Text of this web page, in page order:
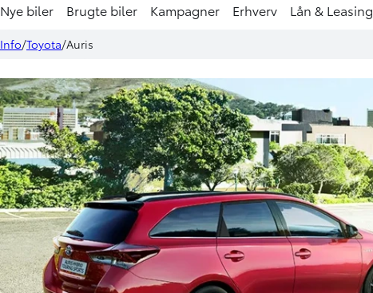
Nye biler Brugte biler Kampagner Erhverv Lån & Leasing
Info Toyota Auris